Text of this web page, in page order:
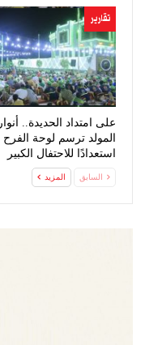
النفط…
تقارير
على امتداد الحديدة.. أنوار
المولد ترسم لوحة الفرح
استعدادًا للاحتفال الكبير
السابق المزيد